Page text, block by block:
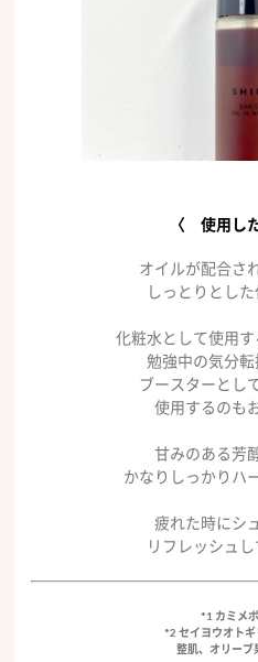
〈 使用し
オイルが配合さ
しっとりとした
化粧水として使用す
勉強中の気分転
ブースターとし
使用するのも
甘みのある芳
かなりしっかりハ
疲れた時にシ
リフレッシュ
*1 カミメ
*2 セイヨウオト
整肌、オリーブ